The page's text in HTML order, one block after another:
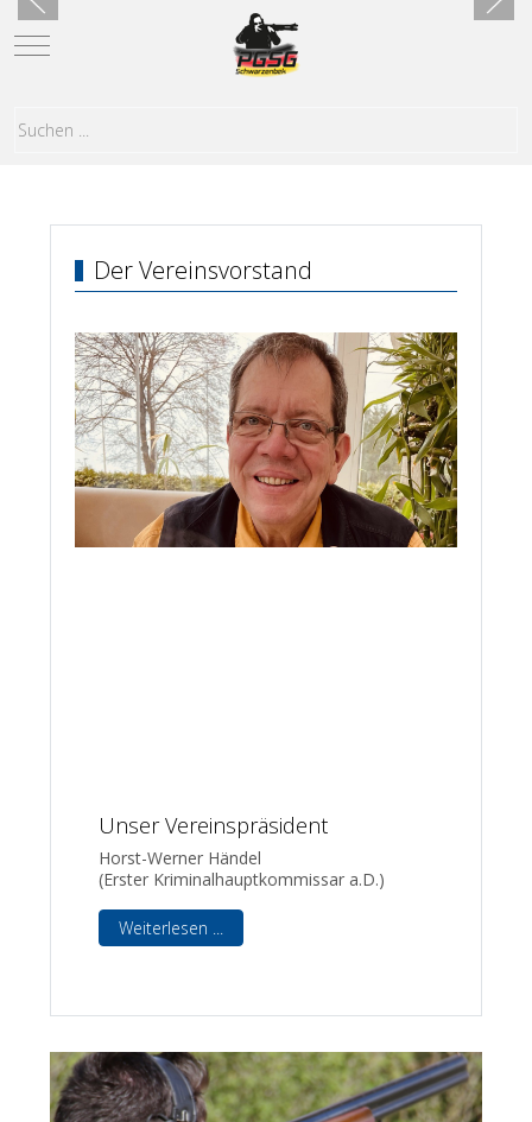
Mobile Menu Toggle
Der Vereinsvorstand
Unser Vereinspräsident
Horst-Werner Händel
(Erster Kriminalhauptkommissar a.D.)
Weiterlesen ...